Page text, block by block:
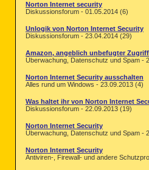
Norton Internet security
Diskussionsforum - 01.05.2014 (6)
Unlogik von Norton Internet Security
Diskussionsforum - 23.04.2014 (29)
Amazon, angeblich unbefugter Zugriff
Überwachung, Datenschutz und Spam -
Norton Internet Security ausschalten
Alles rund um Windows - 23.09.2013 (4)
Was haltet ihr von Norton Internet
Diskussionsforum - 22.09.2013 (19)
Norton Internet Security
Überwachung, Datenschutz und Spam -
Norton Internet Security
Antiviren-, Firewall- und andere